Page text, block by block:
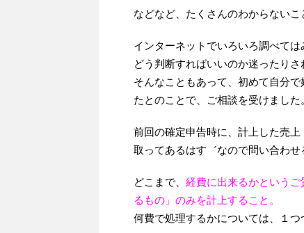
などなど、たくさんのわからないこ
インターネットでいろいろ調べては
どう判断すればいいのか迷ったりさ
そんなこともあって、初めて自分
たとのことで、ご相談を受けました
前回の確定申告時に、計上した売
取ってあるはす゛なので問い合わせ
どこまで、 経費に出来るかという
るもの」のみを計上すること。
何費で処理するかについては、１つ